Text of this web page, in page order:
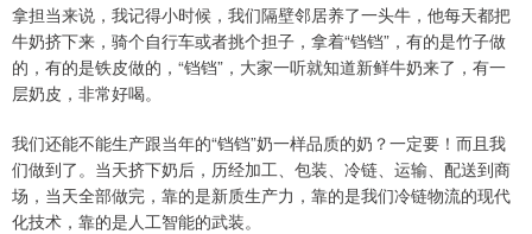
拿担当来说，我记得小时候，我们隔壁邻居养了一头牛，他每天都把
牛奶挤下来，骑个自行车或者挑个担子，拿着“铛铛”，有的是竹子做
的，有的是铁皮做的，“铛铛”，大家一听就知道新鲜牛奶来了，有一
层奶皮，非常好喝。
我们还能不能生产跟当年的“铛铛”奶一样品质的奶？一定要！而且我
们做到了。当天挤下奶后，历经加工、包装、冷链、运输、配送到商
场，当天全部做完，靠的是新质生产力，靠的是我们冷链物流的现代
化技术，靠的是人工智能的武装。